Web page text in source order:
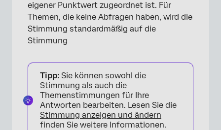
eigener Punktwert zugeordnet ist. Für
Themen, die keine Abfragen haben, wird die
Stimmung standardmäßig auf die
Stimmung
Tipp: Sie können sowohl die
Stimmung als auch die
Themenstimmungen für Ihre
Antworten bearbeiten. Lesen Sie die
Stimmung anzeigen und ändern
finden Sie weitere Informationen.